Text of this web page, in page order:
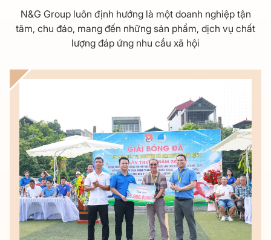
N&G Group luôn định hướng là một doanh nghiệp tận
tâm, chu đáo, mang đến những sản phẩm, dịch vụ chất
lượng đáp ứng nhu cầu xã hội